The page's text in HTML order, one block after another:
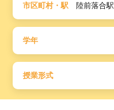
市区町村・駅 陸前落合駅
学年
授業形式